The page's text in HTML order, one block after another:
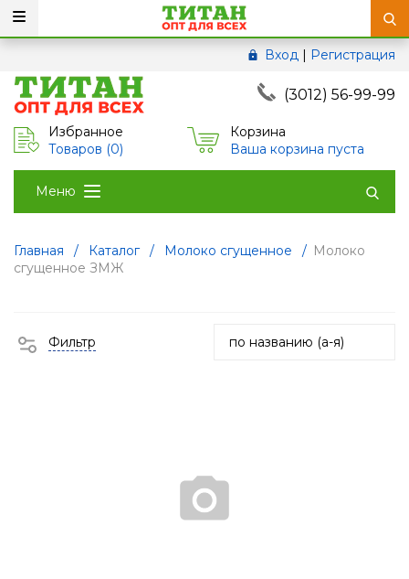
Вход | Регистрация
(3012) 56-99-99
Избранное
Товаров (0)
Корзина
Ваша корзина пуста
Меню
Главная / Каталог / Молоко сгущенное / Молоко
сгущенное ЗМЖ
Фильтр